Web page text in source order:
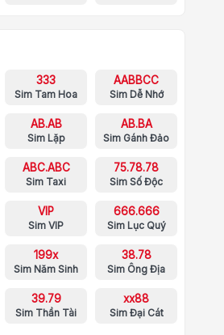
333
Sim Tam Hoa
AABBCC
Sim Dễ Nhớ
AB.AB
Sim Lặp
AB.BA
Sim Gánh Đảo
ABC.ABC
Sim Taxi
75.78.78
Sim Số Độc
VIP
Sim VIP
666.666
Sim Lục Quý
199x
Sim Năm Sinh
38.78
Sim Ông Địa
39.79
Sim Thần Tài
xx88
Sim Đại Cát